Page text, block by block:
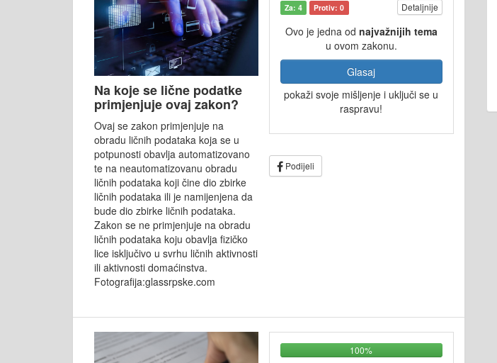
Na koje se lične podatke
primjenjuje ovaj zakon?
Ovaj se zakon primjenjuje na
obradu ličnih podataka koja se u
potpunosti obavlja automatizovano
te na neautomatizovanu obradu
ličnih podataka koji čine dio zbirke
ličnih podataka ili je namijenjena da
bude dio zbirke ličnih podataka.
Zakon se ne primjenjuje na obradu
ličnih podataka koju obavlja fizičko
lice isključivo u svrhu ličnih aktivnosti
ili aktivnosti domaćinstva.
Fotografija:glassrpske.com
Za: 4 Protiv: 0 Detaljnije
Ovo je jedna od najvažnijih tema
u ovom zakonu.
Glasaj
pokaži svoje mišljenje i uključi se u
raspravu!
Podijeli
100%